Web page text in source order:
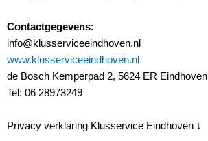
Contactgegevens:
info@klusserviceeindhoven.nl
www.klusserviceeindhoven.nl
de Bosch Kemperpad 2, 5624 ER Eindhoven
Tel: 06 28973249
Privacy verklaring Klusservice Eindhoven ↓